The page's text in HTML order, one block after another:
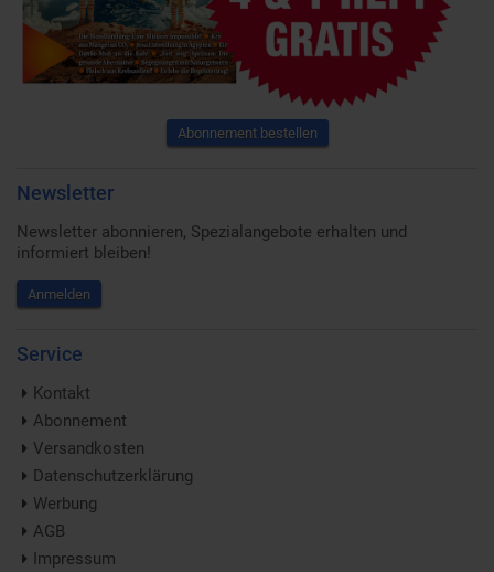
Abonnement bestellen
Newsletter
Newsletter abonnieren, Spezialangebote erhalten und
informiert bleiben!
Anmelden
Service
Kontakt
Abonnement
Versandkosten
Datenschutzerklärung
Werbung
AGB
Impressum